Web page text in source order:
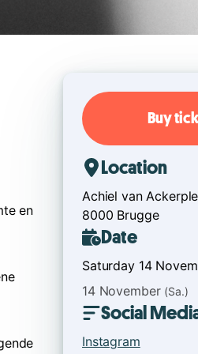
en
Buy
Location
Achiel van
8000 Brugge
Date
Saturday 14
14 November (Sa.)
Social
Instagram